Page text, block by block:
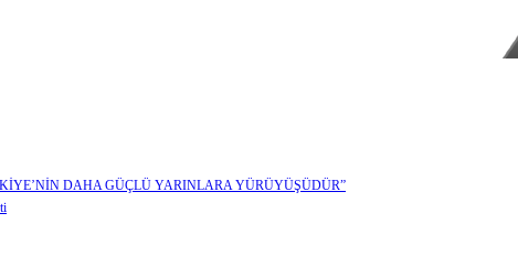
DAHA GÜÇLÜ YARINLARA YÜRÜYÜŞÜDÜR”